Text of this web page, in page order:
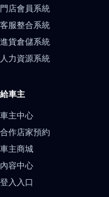
門店會員系統
客服整合系統
進貨倉儲系統
人力資源系統
給車主
車主中心
合作店家預約
車主商城
內容中心
登入入口